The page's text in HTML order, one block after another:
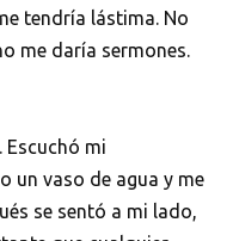
tendría lástima. No
me daría sermones.
Escuchó mi
un vaso de agua y me
se sentó a mi lado,